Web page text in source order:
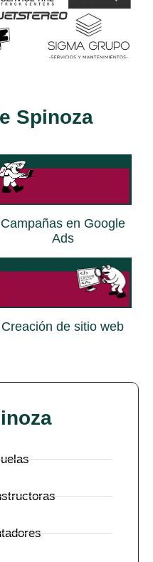
Spinoza
Campañas en Google
Ads
Creación de sitio web